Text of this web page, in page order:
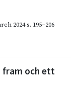
2024s. 195–206
fram och ett